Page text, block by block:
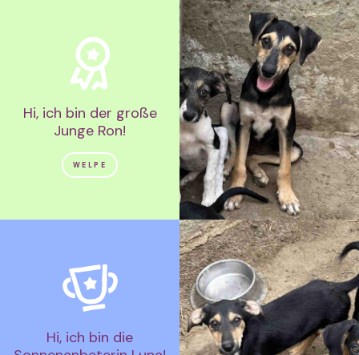
Hi, ich bin der große
Junge Ron!
WELPE
Hi, ich bin die